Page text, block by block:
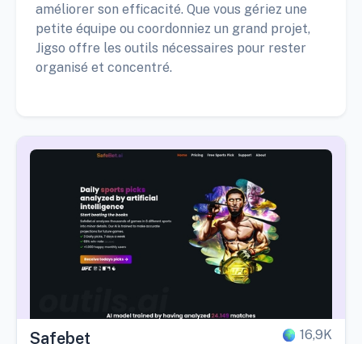
améliorer son efficacité. Que vous gériez une
petite équipe ou coordonniez un grand projet,
Jigso offre les outils nécessaires pour rester
organisé et concentré.
Safebet 16,9K